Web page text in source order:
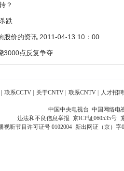
？
跌
股价的资讯 2011-04-13 10：00
3000点反复争夺
| 联系CCTV | 关于CNTV | 联系CNTV | 人才招聘
中国中央电视台 中国网络电
违法和不良信息举报 京ICP证060535号
视听节目许可证号 0102004 新出网证（京）